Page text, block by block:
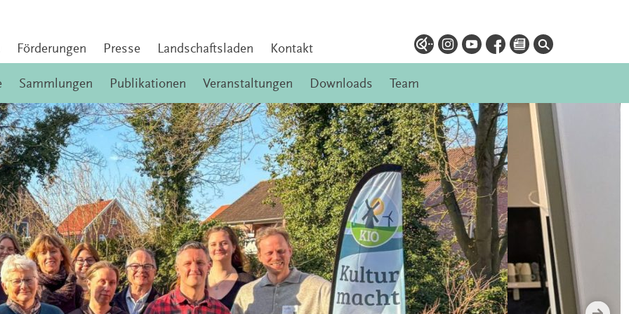
Förderungen Presse Landschaftsladen Kontakt
Sammlungen Publikationen Veranstaltungen Downloads Team